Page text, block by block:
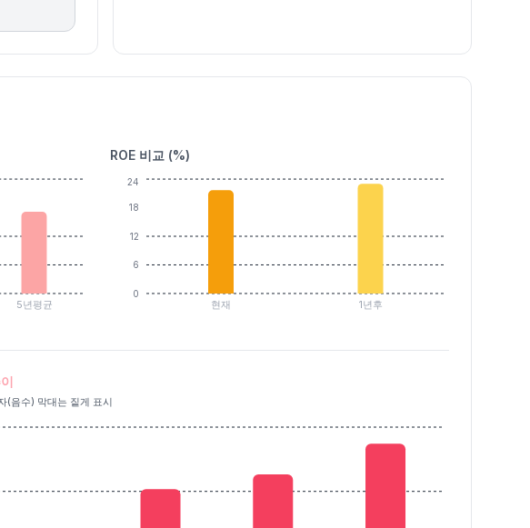
5년평균
ROE 비교 (%)
현재 1년후
0
6
12
18
24
(음수) 막대는 짙게 표시